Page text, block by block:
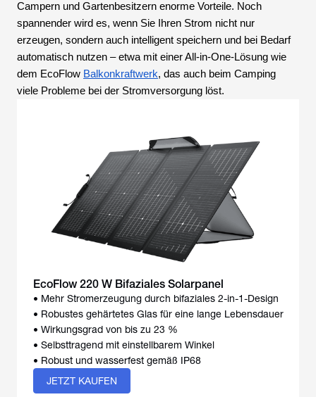
Campern und Gartenbesitzern enorme Vorteile. Noch
spannender wird es, wenn Sie Ihren Strom nicht nur
erzeugen, sondern auch intelligent speichern und bei Bedarf
automatisch nutzen – etwa mit einer All-in-One-Lösung wie
dem EcoFlow Balkonkraftwerk, das auch beim Camping
viele Probleme bei der Stromversorgung löst.
EcoFlow 220 W Bifaziales Solarpanel
• Mehr Stromerzeugung durch bifaziales 2-in-1-Design
• Robustes gehärtetes Glas für eine lange Lebensdauer
• Wirkungsgrad von bis zu 23 %
• Selbsttragend mit einstellbarem Winkel
• Robust und wasserfest gemäß IP68
JETZT KAUFEN